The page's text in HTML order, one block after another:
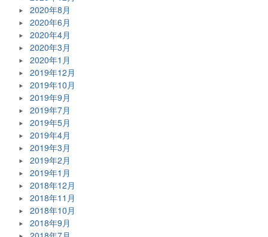
2020年8月
2020年6月
2020年4月
2020年3月
2020年1月
2019年12月
2019年10月
2019年9月
2019年7月
2019年5月
2019年4月
2019年3月
2019年2月
2019年1月
2018年12月
2018年11月
2018年10月
2018年9月